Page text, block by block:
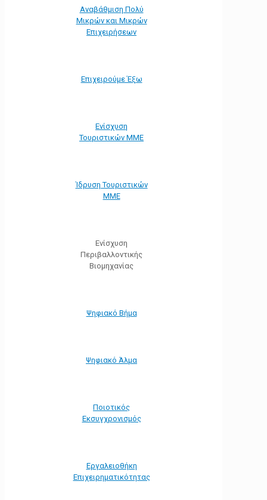
Αναβάθμιση Πολύ
Μικρών και Μικρών
Επιχειρήσεων
Επιχειρούμε Έξω
Ενίσχυση
Τουριστικών ΜΜΕ
Ίδρυση Τουριστικών
ΜΜΕ
Ενίσχυση
Περιβαλλοντικής
Βιομηχανίας
Ψηφιακό Βήμα
Ψηφιακό Άλμα
Ποιοτικός
Εκσυγχρονισμός
Εργαλειοθήκη
Eπιχειρηματικότητας